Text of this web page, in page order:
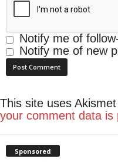
Notify me of
Notify me of new
This site uses
your comment data is
Sponsored